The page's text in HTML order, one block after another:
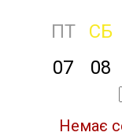
ПТ СБ
07
08
Немає